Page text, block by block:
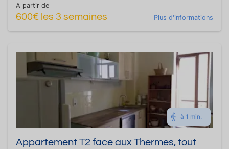
A partir de
600€ les 3 semaines Plus d'informations
à 1 min.
Appartement T2 face aux Thermes, tout